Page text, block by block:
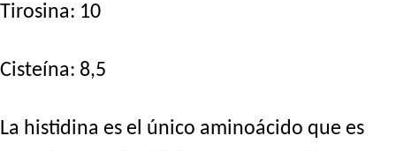
Tirosina: 10
Cisteína: 8,5
La histidina es el único aminoácido que es